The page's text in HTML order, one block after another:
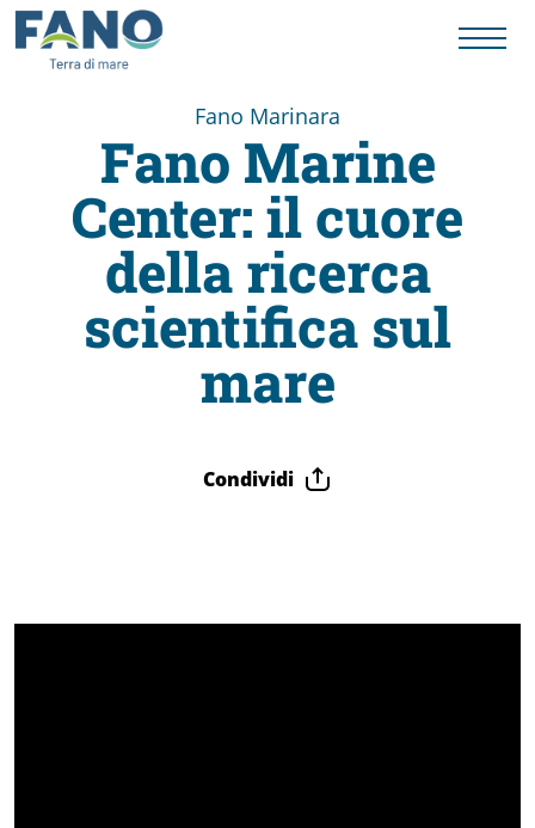
Fano
Visit
Card
Percorsi
Fano Marinara
Fano Marine
Center: il cuore
della ricerca
scientifica sul
mare
Condividi